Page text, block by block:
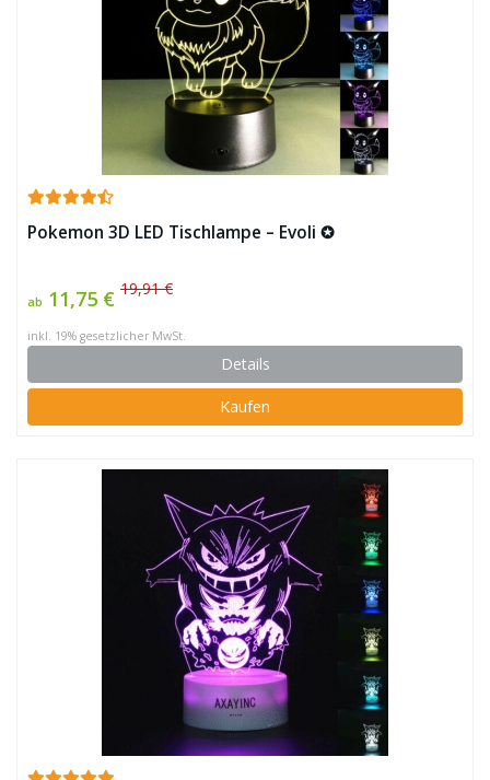
Pokemon 3D LED Tischlampe – Evoli ✪
ab 11,75 € 19,91 €
inkl. 19% gesetzlicher MwSt.
Details
Kaufen